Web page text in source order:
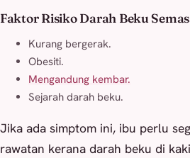
Faktor Risiko Darah Beku
Kurang bergerak.
Obesiti.
Mengandung kembar.
Sejarah darah beku.
Jika ada simptom ini, ibu perlu
rawatan kerana darah beku di